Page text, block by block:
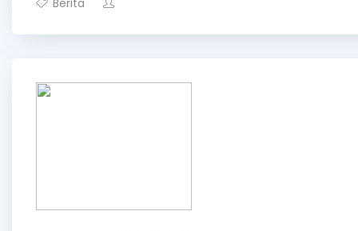
Berita